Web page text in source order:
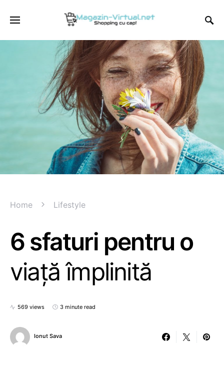
Home Lifestyle
6 sfaturi pentru o
viață împlinită
569 views 3 minute read
Ionut Sava